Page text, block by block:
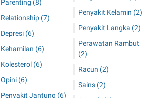
Parenting (8)
Relationship (7)
Depresi (6)
Kehamilan (6)
Kolesterol (6)
Opini (6)
Penyakit Jantung (6)
Penyakit Kelamin (2)
Penyakit Langka (2)
Perawatan Rambut
(2)
Racun (2)
Sains (2)